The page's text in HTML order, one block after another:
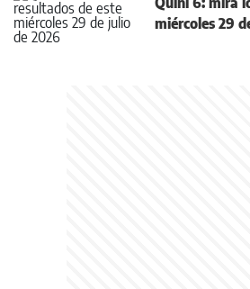
miércoles 29